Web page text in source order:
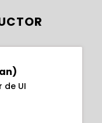
de UI